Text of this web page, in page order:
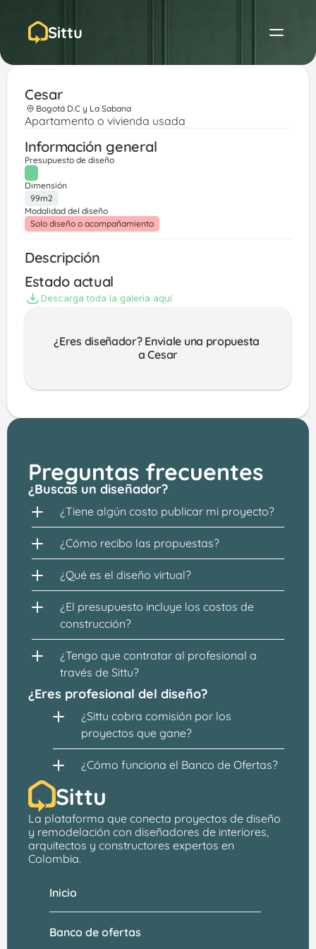
Sittu
Cesar
Bogotá D.C y La Sabana
Apartamento o vivienda usada
Información general
Presupuesto de diseño
Dimensión
99m2
Modalidad del diseño
Solo diseño o acompañamiento
Descripción
Estado actual
Descarga toda la galería aquí
¿Eres diseñador? Enviale una propuesta
a Cesar
Preguntas frecuentes
¿Buscas un diseñador?
¿Tiene algún costo publicar mi proyecto?
¿Cómo recibo las propuestas?
¿Qué es el diseño virtual?
¿El presupuesto incluye los costos de
construcción?
¿Tengo que contratar al profesional a
través de Sittu?
¿Eres profesional del diseño?
¿Sittu cobra comisión por los
proyectos que gane?
¿Cómo funciona el Banco de Ofertas?
Sittu
La plataforma que conecta proyectos de diseño
y remodelación con diseñadores de interiores,
arquitectos y constructores expertos en
Colombia.
Banco de ofertas
Inicio